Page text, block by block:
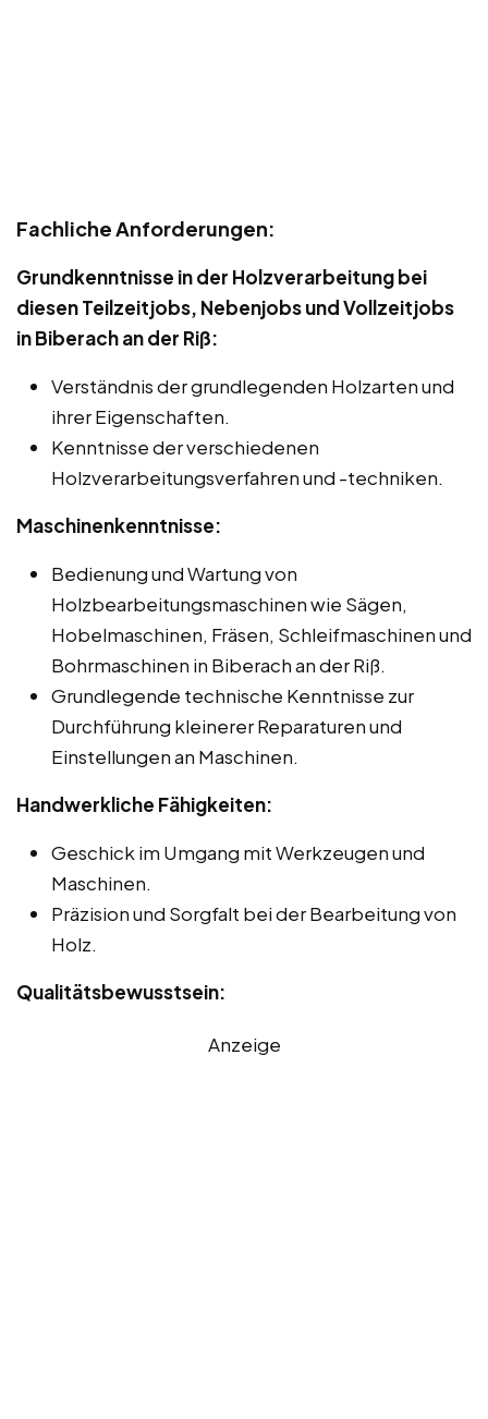
Fachliche Anforderungen:
Grundkenntnisse in der Holzverarbeitung bei
diesen Teilzeitjobs, Nebenjobs und Vollzeitjobs
in Biberach an der Riß:
Verständnis der grundlegenden Holzarten und
ihrer Eigenschaften.
Kenntnisse der verschiedenen
Holzverarbeitungsverfahren und -techniken.
Maschinenkenntnisse:
Bedienung und Wartung von
Holzbearbeitungsmaschinen wie Sägen,
Hobelmaschinen, Fräsen, Schleifmaschinen und
Bohrmaschinen in Biberach an der Riß.
Grundlegende technische Kenntnisse zur
Durchführung kleinerer Reparaturen und
Einstellungen an Maschinen.
Handwerkliche Fähigkeiten:
Geschick im Umgang mit Werkzeugen und
Maschinen.
Präzision und Sorgfalt bei der Bearbeitung von
Holz.
Qualitätsbewusstsein:
Anzeige